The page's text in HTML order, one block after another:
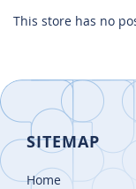
This store has no
SITEMAP
Home